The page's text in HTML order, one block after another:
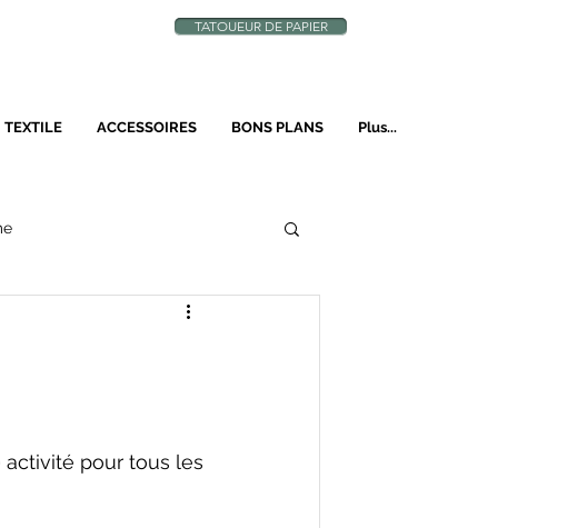
TATOUEUR DE PAPIER
TEXTILE ACCESSOIRES BONS PLANS Plus...
pour tous les